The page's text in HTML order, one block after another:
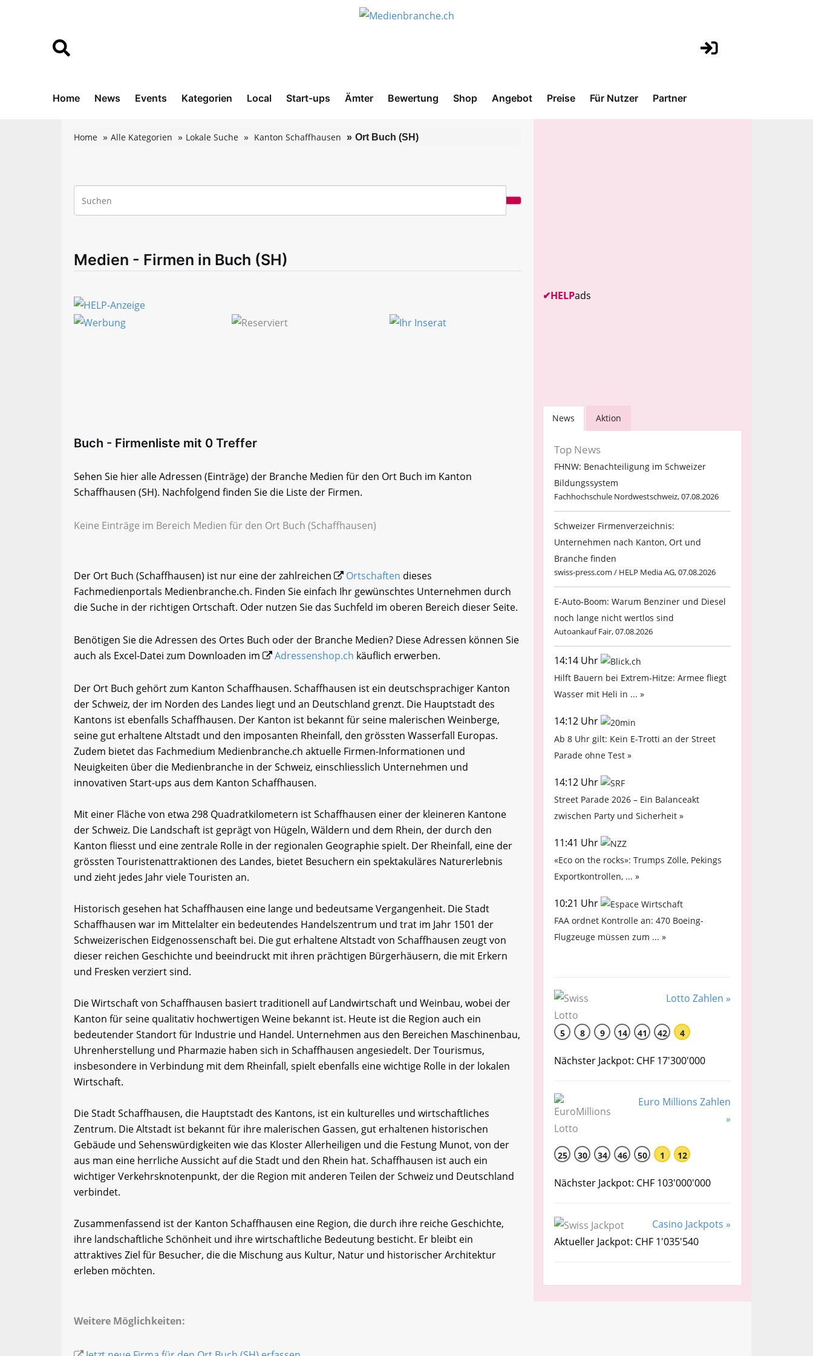
Home News Events Kategorien Local Start-ups Ämter Bewertung Shop Angebot Preise Für Nutzer Partner
Home Alle Kategorien Lokale Suche Kanton Schaffhausen Ort Buch (SH)
Medien - Firmen in Buch (SH)
Buch - Firmenliste mit 0 Treffer
Sehen Sie hier alle Adressen (Einträge) der Branche Medien für den Ort Buch im Kanton
Schaffhausen (SH). Nachfolgend finden Sie die Liste der Firmen.
Keine Einträge im Bereich Medien für den Ort Buch (Schaffhausen)
Der Ort Buch (Schaffhausen) ist nur eine der zahlreichen Ortschaften dieses
Fachmedienportals Medienbranche.ch. Finden Sie einfach Ihr gewünschtes Unternehmen durch
die Suche in der richtigen Ortschaft. Oder nutzen Sie das Suchfeld im oberen Bereich dieser Seite.
Benötigen Sie die Adressen des Ortes Buch oder der Branche Medien? Diese Adressen können Sie
auch als Excel-Datei zum Downloaden im
Adressenshop.ch käuflich erwerben.
Der Ort Buch gehört zum Kanton Schaffhausen. Schaffhausen ist ein deutschsprachiger Kanton
der Schweiz, der im Norden des Landes liegt und an Deutschland grenzt. Die Hauptstadt des
Kantons ist ebenfalls Schaffhausen. Der Kanton ist bekannt für seine malerischen Weinberge,
seine gut erhaltene Altstadt und den imposanten Rheinfall, den grössten Wasserfall Europas.
Zudem bietet das Fachmedium Medienbranche.ch aktuelle Firmen-Informationen und
Neuigkeiten über die Medienbranche in der Schweiz, einschliesslich Unternehmen und
innovativen Start-ups aus dem Kanton Schaffhausen.
Mit einer Fläche von etwa 298 Quadratkilometern ist Schaffhausen einer der kleineren Kantone
der Schweiz. Die Landschaft ist geprägt von Hügeln, Wäldern und dem Rhein, der durch den
Kanton fliesst und eine zentrale Rolle in der regionalen Geographie spielt. Der Rheinfall, eine der
grössten Touristenattraktionen des Landes, bietet Besuchern ein spektakuläres Naturerlebnis
und zieht jedes Jahr viele Touristen an.
Historisch gesehen hat Schaffhausen eine lange und bedeutsame Vergangenheit. Die Stadt
Schaffhausen war im Mittelalter ein bedeutendes Handelszentrum und trat im Jahr 1501 der
Schweizerischen Eidgenossenschaft bei. Die gut erhaltene Altstadt von Schaffhausen zeugt von
dieser reichen Geschichte und beeindruckt mit ihren prächtigen Bürgerhäusern, die mit Erkern
und Fresken verziert sind.
Die Wirtschaft von Schaffhausen basiert traditionell auf Landwirtschaft und Weinbau, wobei der
Kanton für seine qualitativ hochwertigen Weine bekannt ist. Heute ist die Region auch ein
bedeutender Standort für Industrie und Handel. Unternehmen aus den Bereichen Maschinenbau,
Uhrenherstellung und Pharmazie haben sich in Schaffhausen angesiedelt. Der Tourismus,
insbesondere in Verbindung mit dem Rheinfall, spielt ebenfalls eine wichtige Rolle in der lokalen
Wirtschaft.
Die Stadt Schaffhausen, die Hauptstadt des Kantons, ist ein kulturelles und wirtschaftliches
Zentrum. Die Altstadt ist bekannt für ihre malerischen Gassen, gut erhaltenen historischen
Gebäude und Sehenswürdigkeiten wie das Kloster Allerheiligen und die Festung Munot, von der
aus man eine herrliche Aussicht auf die Stadt und den Rhein hat. Schaffhausen ist auch ein
wichtiger Verkehrsknotenpunkt, der die Region mit anderen Teilen der Schweiz und Deutschland
verbindet.
Zusammenfassend ist der Kanton Schaffhausen eine Region, die durch ihre reiche Geschichte,
ihre landschaftliche Schönheit und ihre wirtschaftliche Bedeutung besticht. Er bleibt ein
attraktives Ziel für Besucher, die die Mischung aus Kultur, Natur und historischer Architektur
erleben möchten.
Weitere Möglichkeiten:
✔HELPads
News Aktion
Top News
FHNW: Benachteiligung im Schweizer
Bildungssystem
Fachhochschule Nordwestschweiz, 07.08.2026
Schweizer Firmenverzeichnis:
Unternehmen nach Kanton, Ort und
Branche finden
swiss-press.com / HELP Media AG, 07.08.2026
E-Auto-Boom: Warum Benziner und Diesel
noch lange nicht wertlos sind
Autoankauf Fair, 07.08.2026
14:14 Uhr
Hilft Bauern bei Extrem-Hitze: Armee fliegt
Wasser mit Heli in ... »
14:12 Uhr
Ab 8 Uhr gilt: Kein E-Trotti an der Street
Parade ohne Test »
14:12 Uhr
Street Parade 2026 – Ein Balanceakt
zwischen Party und Sicherheit »
11:41 Uhr
«Eco on the rocks»: Trumps Zölle, Pekings
Exportkontrollen, ... »
10:21 Uhr
FAA ordnet Kontrolle an: 470 Boeing-
Flugzeuge müssen zum ... »
Lotto Zahlen »
5 8 9 14 41 42 4
Nächster Jackpot: CHF 17'300'000
Euro Millions Zahlen
»
25 30 34 46 50 1 12
Nächster Jackpot: CHF 103'000'000
Casino Jackpots »
Aktueller Jackpot: CHF 1'035'540